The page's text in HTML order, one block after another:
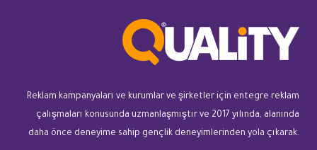
Reklam kampanyaları ve kurumlar ve şirketler için entegre reklam
çalışmaları konusunda uzmanlaşmıştır ve 2017 yılında, alanında
daha önce deneyime sahip gençlik deneyimlerinden yola çıkarak.